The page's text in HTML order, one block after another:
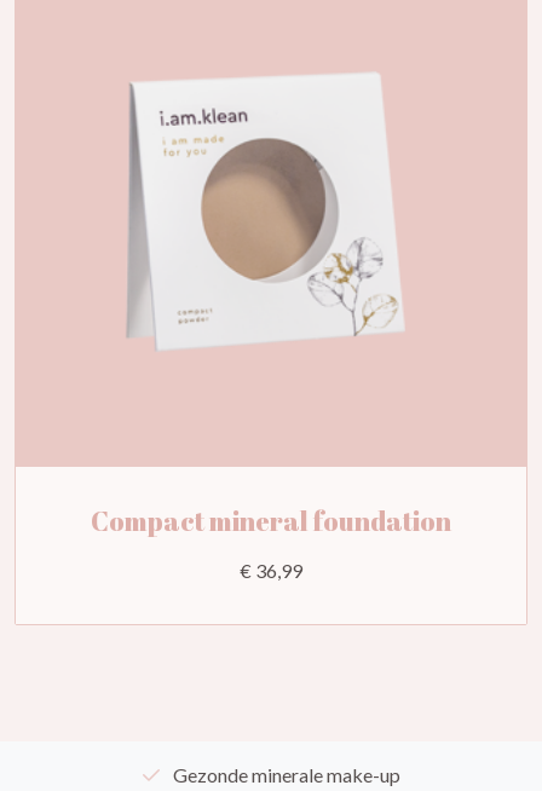
Compact mineral foundation
€ 36,99
Gezonde minerale make-up